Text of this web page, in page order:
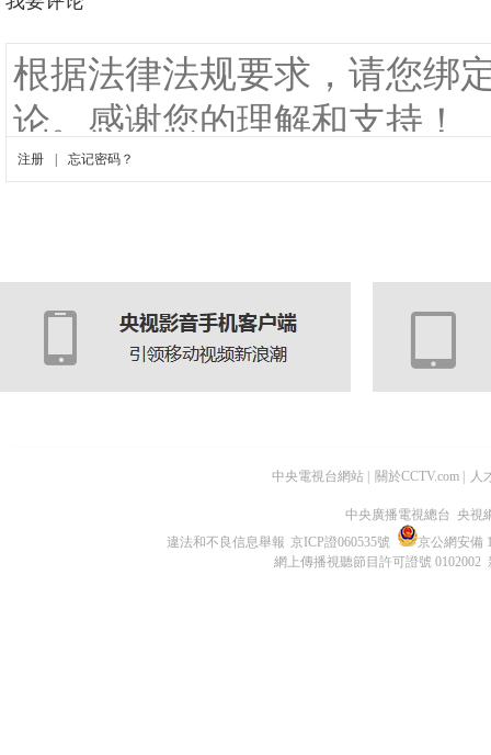
中央電視台網站 關於CCTV.com 人
中央廣播電視總台 央視
違法和不良信息舉報 京ICP證060535號
京公網安備
網上傳播視聽節目許可證號 0102002